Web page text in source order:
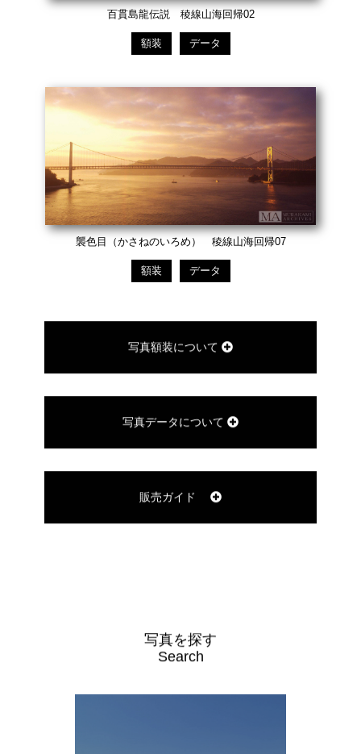
百貫島龍伝説 稜線山海回帰02
額装 データ
襲色目（かさねのいろめ） 稜線山海回帰07
額装 データ
写真額装について
写真データについて
販売ガイド
写真を探す
Search